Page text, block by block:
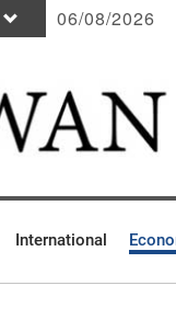
06/08/2026
International